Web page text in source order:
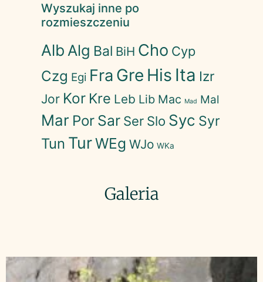
Wyszukaj inne po
rozmieszczeniu
Alb Alg Bal BiH Cho Cyp
Czg Egi Fra Gre His Ita Izr
Jor Kor Kre Leb Lib Mac Mad Mal
Mar Por Sar Ser Slo Syc Syr
Tun TurWEg WJo WKa
Galeria